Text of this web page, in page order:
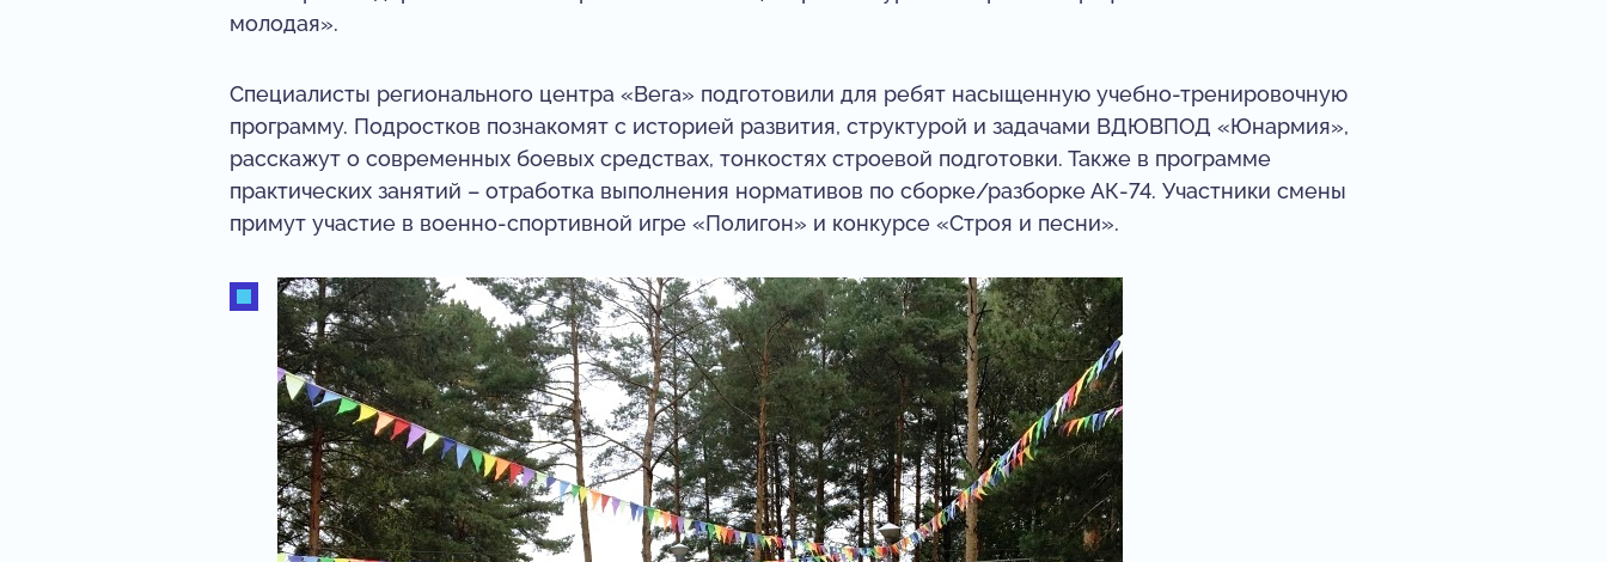
молодая».
Специалисты регионального центра «Вега» подготовили для ребят насыщенную учебно-тренировочную
программу. Подростков познакомят с историей развития, структурой и задачами ВДЮВПОД «Юнармия»,
расскажут о современных боевых средствах, тонкостях строевой подготовки. Также в программе
практических занятий – отработка выполнения нормативов по сборке/разборке АК-74. Участники смены
примут участие в военно-спортивной игре «Полигон» и конкурсе «Строя и песни».